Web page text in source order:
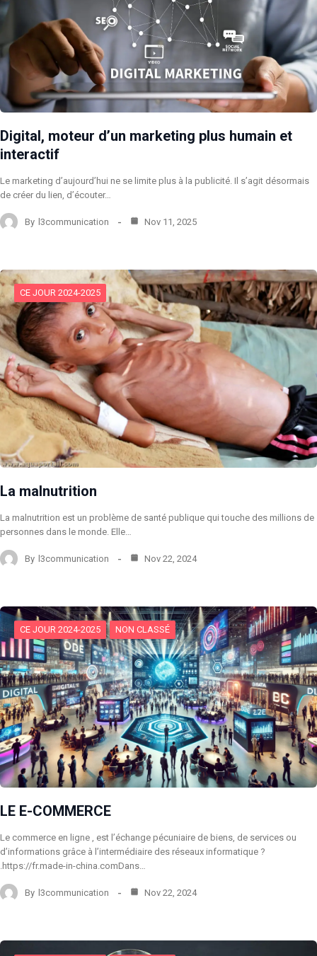
Digital, moteur d’un marketing plus humain et
interactif
Le marketing d’aujourd’hui ne se limite plus à la publicité. Il s’agit désormais
de créer du lien, d’écouter…
By l3communication Nov 11, 2025
CE JOUR 2024-2025
La malnutrition
La malnutrition est un problème de santé publique qui touche des millions de
personnes dans le monde. Elle…
By l3communication Nov 22, 2024
CE JOUR 2024-2025 NON CLASSÉ
LE E-COMMERCE
Le commerce en ligne , est l’échange pécuniaire de biens, de services ou
d’informations grâce à l’intermédiaire des réseaux informatique ?
.https://fr.made-in-china.comDans…
By l3communication Nov 22, 2024